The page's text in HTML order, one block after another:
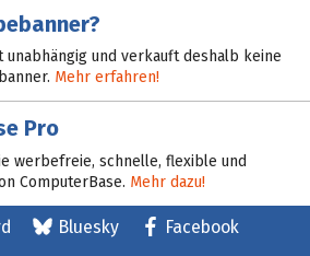
und verkauft deshalb keine
Mehr erfahren!
Pro
werbefreie, schnelle, flexible und
ComputerBase. Mehr dazu!
Bluesky
Facebook